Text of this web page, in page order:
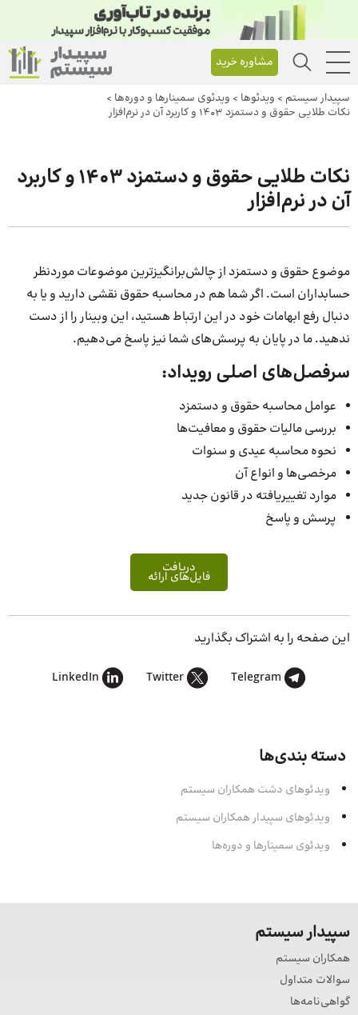
مشاوره خرید
سپیدار سیستم > ویدئوها > ویدئوی سمینارها و دوره‌ها >
نکات طلایی حقوق و دستمزد 1403 و کاربرد آن در نرم‌افزار
نکات طلایی حقوق و دستمزد 1403 و کاربرد
آن در نرم‌افزار
موضوع حقوق و دستمزد از چالش‌برانگیزترین موضوعات موردنظر
حسابداران است. اگر شما هم در محاسبه حقوق نقشی دارید و یا به
دنبال رفع ابهامات خود در این ارتباط هستید، این وبینار را از دست
ندهید. ما در پایان به پرسش‌های شما نیز پاسخ می‌دهیم.
سرفصل‌های اصلی رویداد:
عوامل محاسبه حقوق و دستمزد
بررسی مالیات حقوق و معافیت‌ها
نحوه محاسبه عیدی و سنوات
مرخصی‌ها و انواع آن
موارد تغییریافته در قانون جدید
پرسش‌ و پاسخ
دریافت
فایل‌های ارائه
این صفحه را به اشتراک بگذارید
Telegram
Twitter
LinkedIn
دسته بندی‌ها
ویدئوهای دشت همکاران سیستم
ویدئوهای سپیدار همکاران سیستم
ویدئوی سمینارها و دوره‌ها
سپیدار سیستم
همکاران سیستم
سوالات متداول
گواهی‌نامه‌ها